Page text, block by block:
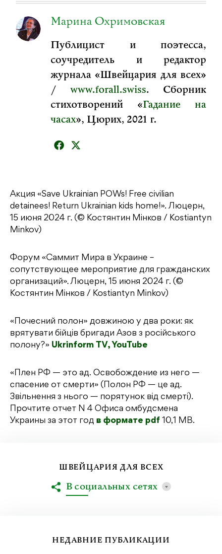
Марина Охримовская
Публицист и поэтесса,
соучредитель и редактор
журнала «Швейцария для всех»
/ www.forall.swiss. Сборник
стихотворений «Гадание на
часах», Цюрих, 2021 г.
Акция «Save Ukrainian POWs! Free civilian
detainees! Return Ukrainian kids home!». Люцерн,
15 июня 2024 г. (© Костянтин Мінков / Kostiantyn
Minkov)
Форум «Саммит Мира в Украине –
сопутствующее мероприятие для гражданских
организаций». Люцерн, 15 июня 2024 г. (©
Костянтин Мінков / Kostiantyn Minkov)
«Почесний полон» довжиною у два роки: як
врятувати бійців бригади Азов з російського
полону?» Ukrinform TV, YouTube
«Плен РФ — это ад. Освобождение из него —
спасение от смерти» (Полон РФ — це ад.
Звільнення з нього — порятунок від смерті).
Прочтите отчет N 4 Офиса омбудсмена
Украины за этот год в формате pdf 10,1 MB.
НЕДАВНИЕ ПУБЛИКАЦИИ
ШВЕЙЦАРИЯ ДЛЯ ВСЕХ
В социальных сетях